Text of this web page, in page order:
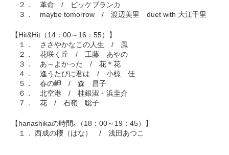
２． 革命 / ビッケブランカ
３． maybe tomorrow / 渡辺美里 duet with 大江千里
【Hit&Hit（14：00～16：55）】
１． ささやかなこの人生 / 風
２． 花咲く丘 / 工藤 あやの
３． あ～よかった / 花＊花
４． 逢うたびに君は / 小椋 佳
５． 春の岬 / 森 昌子
６． 北空港 / 桂銀淑・浜圭介
７． 花 / 石嶺 聡子
【hanashikaの時間｡（18：00～19：45）】
１． 西成の櫻（はな） / 浅田あつこ